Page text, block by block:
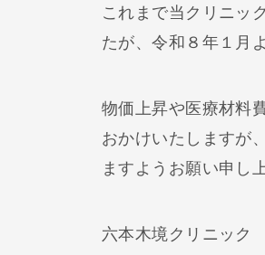
これまで当クリニッ
たが、令和８年１月
物価上昇や医療材料
おかけいたしますが
ますようお願い申し
六本木境クリニッ